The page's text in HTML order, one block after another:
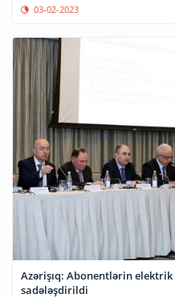
03-02-2023
Azərişıq: Abonentlərin elektrik
sadələşdirildi